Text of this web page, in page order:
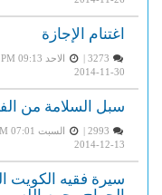
اغتنام الإجازة
الاحد PM 09:13
2014-11-30
سبل السلامة من
السبت AM 07:01
2014-12-13
سيرة فقيه الكويت